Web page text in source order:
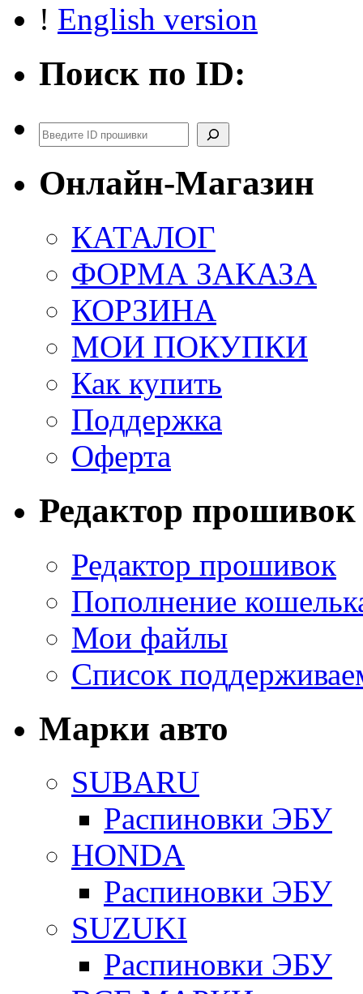
! English version
Поиск по ID:
Поиск
Онлайн-Магазин
КАТАЛОГ
ФОРМА ЗАКАЗА
КОРЗИНА
МОИ ПОКУПКИ
Как купить
Поддержка
Оферта
Редактор прошивок
Редактор прошивок
Пополнение
Мои файлы
Список
Марки авто
SUBARU
Распиновки ЭБУ
HONDA
Распиновки ЭБУ
SUZUKI
Распиновки ЭБУ